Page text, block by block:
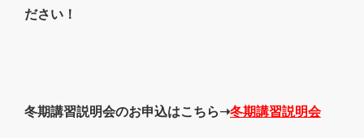
ださい！
冬期講習説明会のお申込はこちら➝冬期講習説明会